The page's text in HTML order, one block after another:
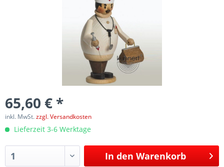
65,60 € *
inkl. MwSt.zzgl. Versandkosten
Lieferzeit 3-6 Werktage
In den Warenkorb